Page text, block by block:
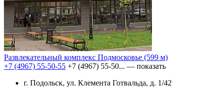
Развлекательный комплекс Подмосковье (599 м)
+7 (4967) 55-50-55 +7 (4967) 55-50... — показать
г. Подольск, ул. Клемента Готвальда, д. 1/42